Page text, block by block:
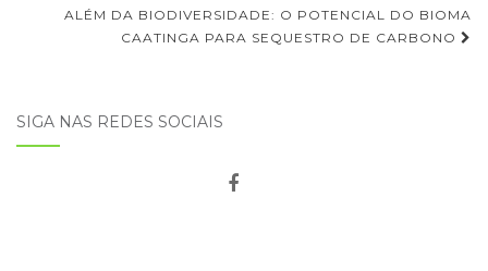
ALÉM DA BIODIVERSIDADE: O POTENCIAL DO BIOMA
CAATINGA PARA SEQUESTRO DE CARBONO
SIGA NAS REDES SOCIAIS